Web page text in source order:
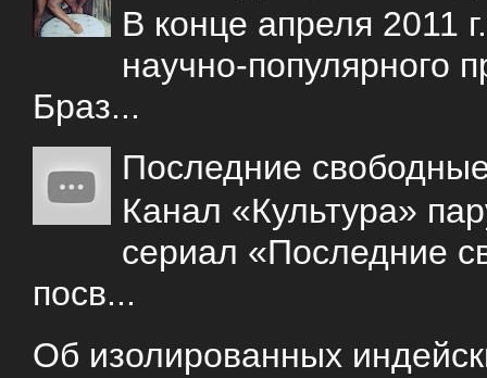
В конце апреля 2011
научно-популярного
Браз...
Последние
Канал «Культура»
сериал «Последние
посв...
Об изолированных